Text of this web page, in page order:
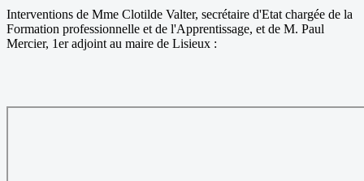
Interventions de Mme Clotilde Valter, secrétaire d'Etat chargée de la
Formation professionnelle et de l'Apprentissage, et de M. Paul
Mercier, 1er adjoint au maire de Lisieux :